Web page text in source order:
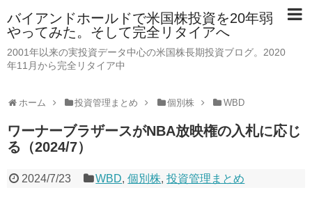
バイアンドホールドで米国株投資を20年弱
やってみた。そして完全リタイアへ
2001年以来の実投資データ中心の米国株長期投資ブログ。2020
年11月から完全リタイア中
ホーム 投資管理まとめ 個別株 WBD
ワーナーブラザースがNBA放映権の入札に応じ
る（2024/7）
2024/7/23 WBD,個別株,投資管理まとめ